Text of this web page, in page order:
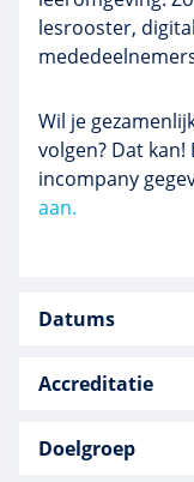
lesrooster,
Wil je
volgen? Dat
incompany
aan.
Datums
Accreditatie
Doelgroep